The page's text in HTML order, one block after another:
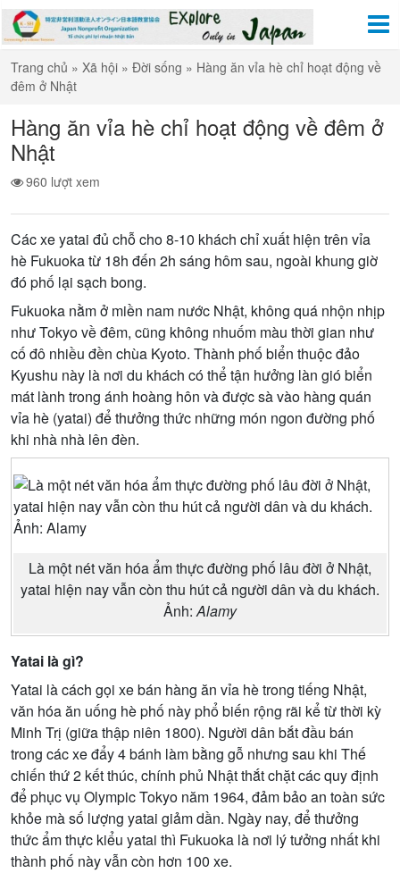
Trang chủ » Xã hội » Đời sống » Hàng ăn vỉa hè chỉ hoạt động về
đêm ở Nhật
Hàng ăn vỉa hè chỉ hoạt động về đêm ở
Nhật
960 lượt xem
Các xe yatai đủ chỗ cho 8-10 khách chỉ xuất hiện trên vỉa
hè Fukuoka từ 18h đến 2h sáng hôm sau, ngoài khung giờ
đó phố lại sạch bong.
Fukuoka nằm ở miền nam nước Nhật, không quá nhộn nhịp
như Tokyo về đêm, cũng không nhuốm màu thời gian như
cố đô nhiều đền chùa Kyoto. Thành phố biển thuộc đảo
Kyushu này là nơi du khách có thể tận hưởng làn gió biển
mát lành trong ánh hoàng hôn và được sà vào hàng quán
vỉa hè (yatai) để thưởng thức những món ngon đường phố
khi nhà nhà lên đèn.
Là một nét văn hóa ẩm thực đường phố lâu đời ở Nhật,
yatai hiện nay vẫn còn thu hút cả người dân và du khách.
Ảnh:Alamy
Yatai là gì?
Yatai là cách gọi xe bán hàng ăn vỉa hè trong tiếng Nhật,
văn hóa ăn uống hè phố này phổ biến rộng rãi kể từ thời kỳ
Minh Trị (giữa thập niên 1800). Người dân bắt đầu bán
trong các xe đẩy 4 bánh làm bằng gỗ nhưng sau khi Thế
chiến thứ 2 kết thúc, chính phủ Nhật thắt chặt các quy định
để phục vụ Olympic Tokyo năm 1964, đảm bảo an toàn sức
khỏe mà số lượng yatai giảm dần. Ngày nay, để thưởng
thức ẩm thực kiểu yatai thì Fukuoka là nơi lý tưởng nhất khi
thành phố này vẫn còn hơn 100 xe.